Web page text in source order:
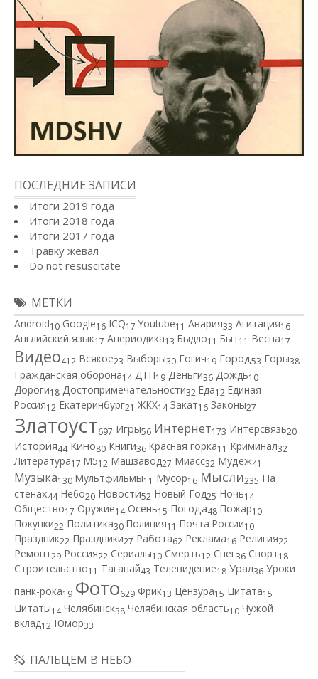
ПОСЛЕДНИЕ ЗАПИСИ
Итоги 2019 года
Итоги 2018 года
Итоги 2017 года
Травку жевал
Do not resuscitate
МЕТКИ
Android10 Google16 ICQ17 Youtube11 Авария33 Агитация16
Английский язык17 Апериодика13 Быдло11 Быт11 Весна17
Видео412 Всякое23 Выборы30 Гогич19 Город53 Горы38
Гражданская оборона14 ДТП19 Деньги36 Дождь10
Дороги18 Достопримечательности32 Еда12 Единая
Россия12 Екатеринбург21 ЖКХ14 Закат16 Законы27
Златоуст697 Игры56 Интернет173 Интерсвязь20
История44 Кино80 Книги36 Красная горка11 Криминал32
Литература17 М512 Машзавод27 Миасс32 Мудеж41
Музыка130 Мультфильмы11 Мусор16 Мысли235 На
стенах44 Небо20 Новости52 Новый Год25 Ночь14
Общество17 Оружие14 Осень15 Погода48 Пожар10
Покупки22 Политика30 Полиция11 Почта России10
Праздник22 Праздники27 Работа62 Реклама16 Религия22
Ремонт29 Россия22 Сериалы10 Смерть12 Снег36 Спорт18
Строительство11 Таганай43 Телевидение18 Урал36 Уроки
панк-рока19 Фото629 Фрик13 Цензура15 Цитата15
Цитаты14 Челябинск38 Челябинская область10 Чужой
вклад12 Юмор33
ПАЛЬЦЕМ В НЕБО